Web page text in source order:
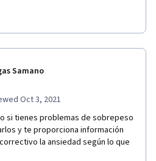
Samano
Oct 3, 2021
si tienes problemas de sobrepeso
y te proporciona información
la ansiedad según lo que